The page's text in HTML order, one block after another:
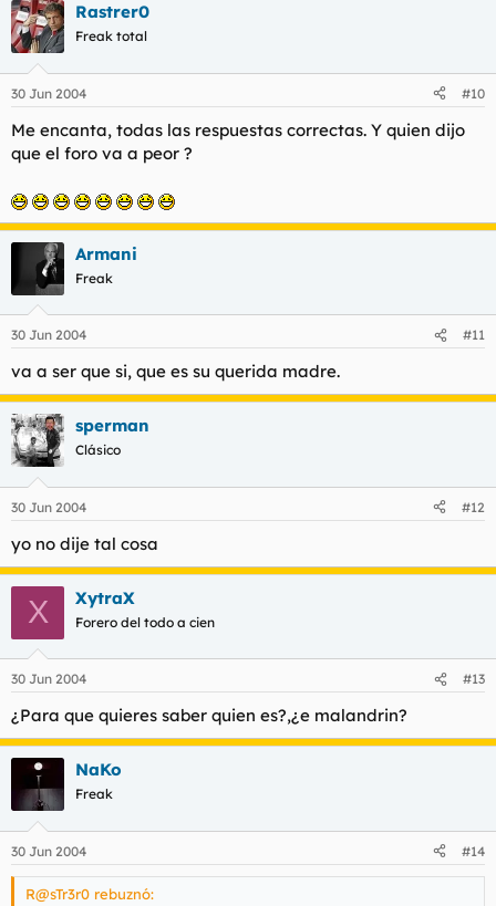
Rastrer0
Freak total
30 Jun 2004 #10
Me encanta, todas las respuestas correctas. Y quien dijo
que el foro va a peor ?
Armani
Freak
30 Jun 2004 #11
va a ser que si, que es su querida madre.
sperman
Clásico
30 Jun 2004 #12
yo no dije tal cosa
X XytraX
Forero del todo a cien
30 Jun 2004 #13
¿Para que quieres saber quien es?,¿e malandrin?
NaKo
Freak
30 Jun 2004 #14
R@sTr3r0 rebuznó: